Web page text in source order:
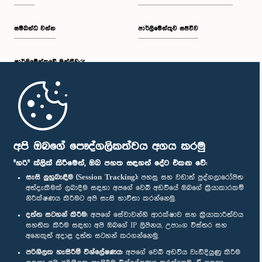
අපි ඔබගේ පෞද්ගලිකත්වය අගය කරමු
"හරි" ක්ලික් කිරීමෙන්, ඔබ පහත සඳහන් දේට එකඟ වේ:
සැසි ලුහුබැඳීම (Session Tracking): පහසු සහ වඩාත් පුද්ගලාරෝපිත
අත්දැකීමක් ලබාදීම සඳහා අපගේ වෙබ් අඩවියේ ඔබගේ ක්‍රියාකාරකම්
නිරීක්ෂණය කිරීමට අපි සැසි භාවිතා කරන්නෙමු.
දත්ත සටහන් කිරීම: අපගේ සේවාවන්හි ආරක්ෂාව සහ ක්‍රියාකාරීත්වය
සහතික කිරීම සඳහා අපි ඔබගේ IP ලිපිනය, උපාංග විස්තර සහ
අනෙකුත් අදාළ දත්ත සටහන් කරගන්නෙමු.
පරිශීලක හැසිරීම් විශ්ලේෂණය: අපගේ වෙබ් අඩවිය වැඩිදියුණු කිරීම
සම්බන්ධ වන්න
පාර්ලි‌මේන්තුවේ මන්ත්‍රීවරු
මුල් පිටුව
පාර්ලිමේන්තුව සජීවීව
පාර්ලිමේන්තු ජංගම යෙදුම
අප හා සම්බන්ධ වී සිටින්න :
සම්මාන